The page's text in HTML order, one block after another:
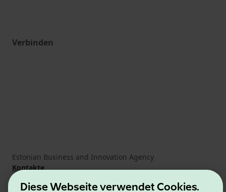
Diese Webseite verwendet Cookies.
Verbinden
Estonian Business and Innovation Agency
Kontakte
Kooperationspartner
Nutzungsbedingungen